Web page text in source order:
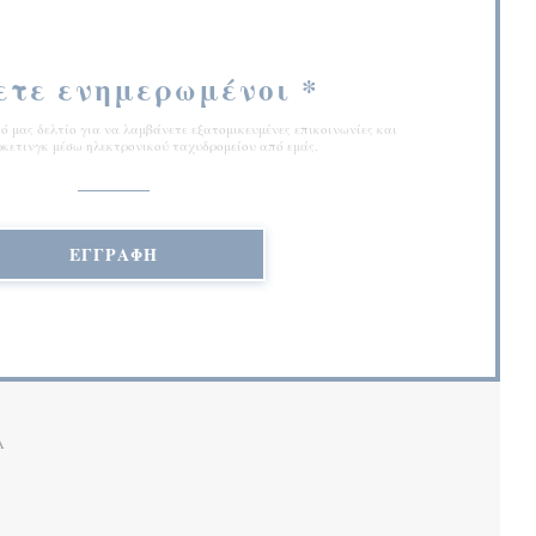
ενημερωμένοι *
μας δελτίο για να λαμβάνετε εξατομικευμένες επικοινωνίες και
μέσω ηλεκτρονικού ταχυδρομείου από εμάς.
ΕΓΓΡΑΦΉ
ΣΕ ΝΈΟ ΠΑΡΆΘΥΡΟ))